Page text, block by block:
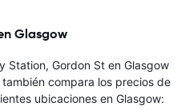
Glasgow
Station, Gordon St en Glasgow
compara los precios de
ubicaciones en Glasgow: